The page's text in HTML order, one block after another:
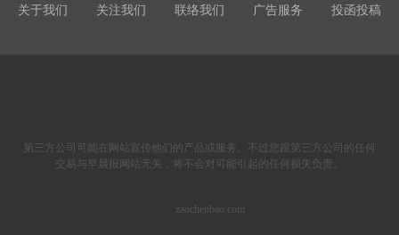
关于我们 关注我们 联络我们 广告服务 投函投稿
第三方公司可能在网站宣传他们的产品或服务。不过您跟第三方公司的任何
交易与早晨报网站无关，将不会对可能引起的任何损失负责。
zaochenbao.com